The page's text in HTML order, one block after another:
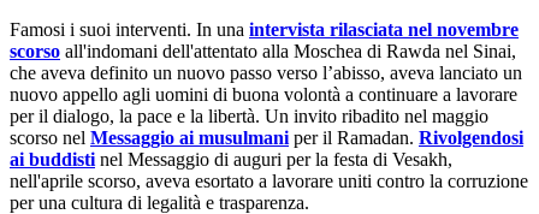
Famosi i suoi interventi. In una intervista rilasciata nel novembre
scorso all'indomani dell'attentato alla Moschea di Rawda nel Sinai,
che aveva definito un nuovo passo verso l’abisso, aveva lanciato un
nuovo appello agli uomini di buona volontà a continuare a lavorare
per il dialogo, la pace e la libertà. Un invito ribadito nel maggio
scorso nel Messaggio ai musulmani per il Ramadan. Rivolgendosi
ai buddisti nel Messaggio di auguri per la festa di Vesakh,
nell'aprile scorso, aveva esortato a lavorare uniti contro la corruzione
per una cultura di legalità e trasparenza.